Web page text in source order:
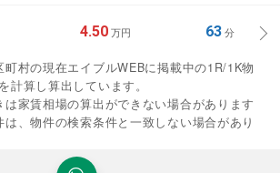
4.50 万円 63分
村の現在エイブルWEBに掲載中の1R/1K物
計算し算出しています。
家賃相場の算出ができない場合があります
、物件の検索条件と一致しない場合があり